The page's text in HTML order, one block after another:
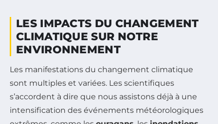
LES IMPACTS DU CHANGEMENT
CLIMATIQUE SUR NOTRE
ENVIRONNEMENT
Les manifestations du changement climatique
sont multiples et variées. Les scientifiques
s’accordent à dire que nous assistons déjà à une
intensification des événements météorologiques